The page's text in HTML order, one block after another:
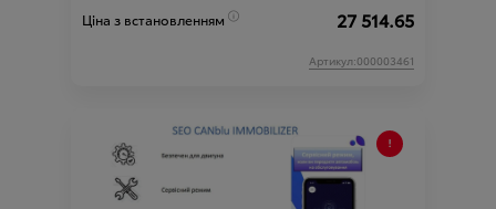
Ціна з встановленням 27 514.65
Артикул:000003461